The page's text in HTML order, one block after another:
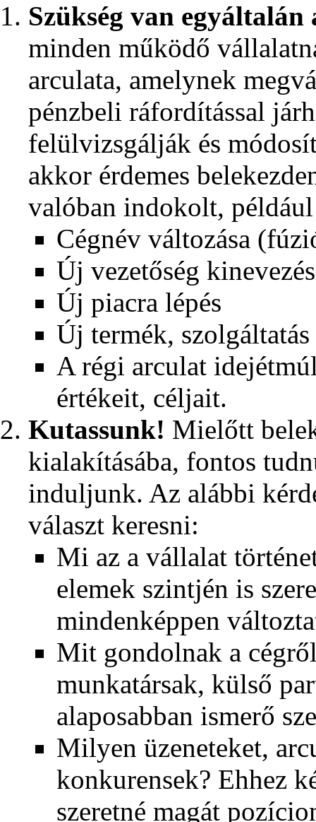
Szükség van
minden működő
arculata, amelynek
pénzbeli ráfordítással
felülvizsgálják és
akkor érdemes
valóban indokolt,
Cégnév változása
Új vezetőség
Új piacra lépés
Új termék, szolgáltatás
A régi arculat
értékeit, céljait.
Kutassunk! Mielőtt
kialakításába, fontos
induljunk. Az alábbi
választ keresni:
Mi az a vállalat
elemek szintjén is
mindenképpen
Mit gondolnak a
munkatársak, külső
alaposabban ismerő
Milyen üzeneteket,
konkurensek? Ehhez
szeretné magát